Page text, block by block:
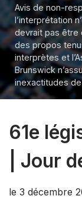
Avis de non-
l’interprétation
devrait pas être
des propos
interprètes et
Brunswick
inexactitudes
61e
| Jour
le 3 décembre